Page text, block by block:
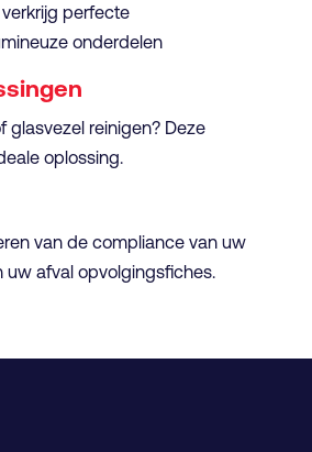
perfecte
onderdelen
glasvezel reinigen? Deze
oplossing.
van de compliance van uw
uw afval opvolgingsfiches.